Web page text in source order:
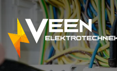
Groepenkast
Elektriciteit aanleggen